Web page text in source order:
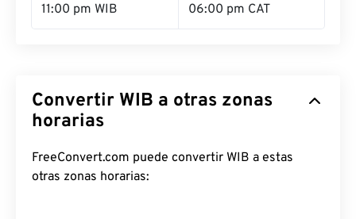
11:00 pm WIB 06:00 pm CAT
Convertir WIB a otras zonas
horarias
FreeConvert.com puede convertir WIB a estas
otras zonas horarias: